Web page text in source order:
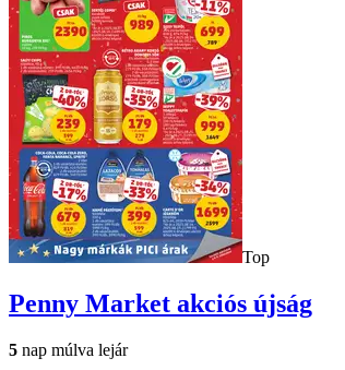
Top
Penny Market akciós újság
5 nap múlva lejár